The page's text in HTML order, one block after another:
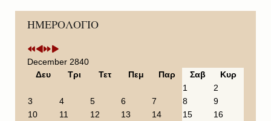
ΗΜΕΡΟΛΟΓΙΟ
P
r
v
i
P
r
v
i
o
N
e
t
Y
e
N
e
t
M
December 2840
Δευ
Τρι Τετ Πεμ Παρ Σαβ
Κυρ
1
2
3
4 5 6 7 8
9
10
11 12 13 14 15 16